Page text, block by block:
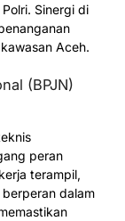
Sinergi di
Aceh.
(BPJN)
peran
terampil,
dalam